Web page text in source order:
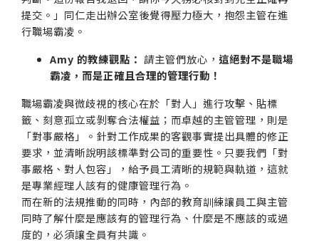
提交。」同仁走出辦公室後覺得壓力極大，抱怨主管在進
行職場霸凌。
Amy 的教練觀點： 請主管們放心， 這絕對不是職場
霸凌，而是正確且合理的管理行動！
職場霸凌與微歧視的核心在於「對人」進行攻擊、貼標
籤、刻意孤立或剝奪合法權益；而卓越的主管管理，則是
「對事嚴格」。針對工作成果的客觀事實提出具體的修正
要求，並清晰說明該標準對公司的重要性。只要我們「對
事嚴格、對人包容」，給予員工清晰的規範與軌道，這就
是專業經理人該有的健康管理行為。
而在新的法規推動的同時，內部的教育訓練讓員工與主管
同時了解什麼是應該有的管理行為、什麼是不應該的或過
度的，必須讓全員有共識。